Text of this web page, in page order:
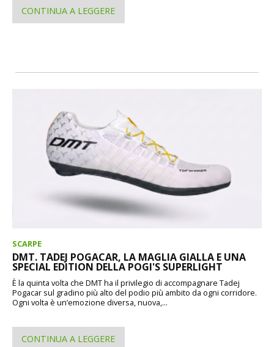
CONTINUA A LEGGERE
SCARPE
DMT. TADEJ POGACAR, LA MAGLIA GIALLA E UNA
SPECIAL EDITION DELLA POGI'S SUPERLIGHT
È la quinta volta che DMT ha il privilegio di accompagnare Tadej
Pogacar sul gradino più alto del podio più ambito da ogni corridore.
Ogni volta è un’emozione diversa, nuova,...
CONTINUA A LEGGERE